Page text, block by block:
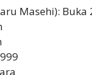
Masehi):